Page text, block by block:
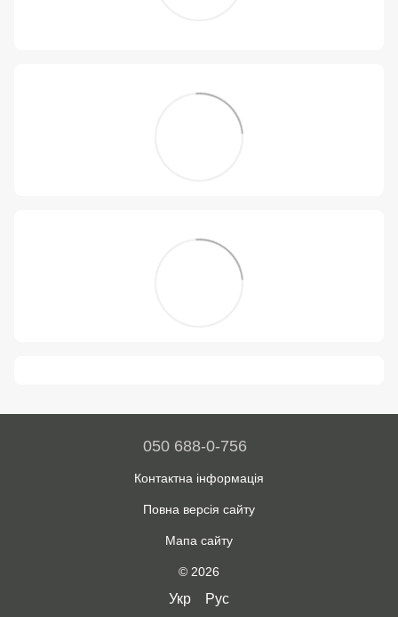
050 688-0-756
Контактна інформація
Повна версія сайту
Мапа сайту
© 2026
Укр Рус